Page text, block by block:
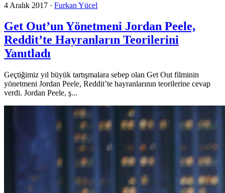
4 Aralık 2017 · Furkan Yücel
Get Out’un Yönetmeni Jordan Peele,
Reddit’te Hayranların Teorilerini
Yanıtladı
Geçtiğimiz yıl büyük tartışmalara sebep olan Get Out filminin
yönetmeni Jordan Peele, Reddit’te hayranlarının teorilerine cevap
verdi. Jordan Peele, ş...